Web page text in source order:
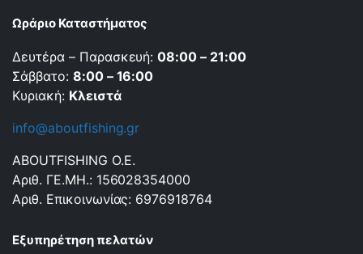
Ωράριο Καταστήματος
Δευτέρα – Παρασκευή:08:00 – 21:00
Σάββατο: 8:00 – 16:00
Κυριακή: Κλειστά
info@aboutfishing.gr
ABOUTFISHING Ο.Ε.
Αριθ. ΓΕ.ΜΗ.: 156028354000
Αριθ. Επικοινωνίας: 6976918764
Εξυπηρέτηση πελατών